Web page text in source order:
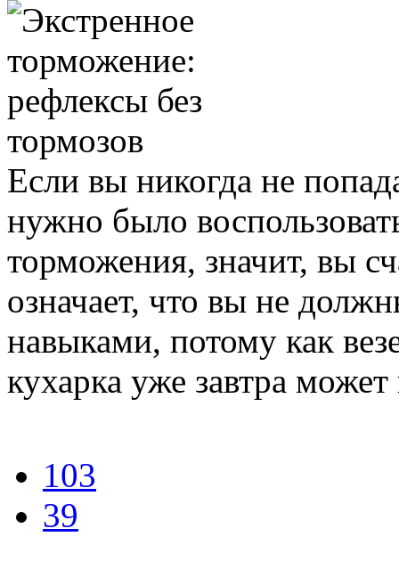
Если вы никогда не
нужно было
торможения, значит, вы
означает, что вы не
навыками, потому как
кухарка уже завтра
103
39